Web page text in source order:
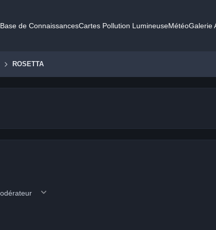
Base de ConnaissancesCartes Pollution LumineuseMétéoGalerie
ROSETTA